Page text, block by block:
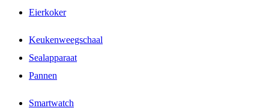
Eierkoker
Keukenweegschaal
Sealapparaat
Pannen
Smartwatch